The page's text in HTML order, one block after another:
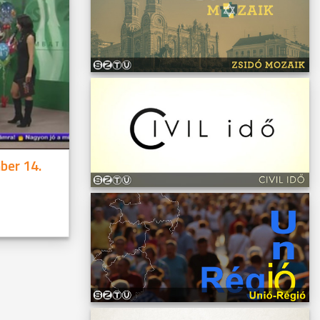
14.